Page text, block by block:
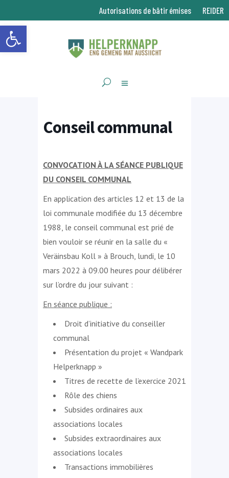
Ouvrir la barre d’outils
Autorisations de bâtir émises REIDER
Conseil communal
CONVOCATION À LA SÉANCE PUBLIQUE
DU CONSEIL COMMUNAL
En application des articles 12 et 13 de la
loi communale modifiée du 13 décembre
1988, le conseil communal est prié de
bien vouloir se réunir en la salle du «
Veräinsbau Koll » à Brouch, lundi, le 10
mars 2022 à 09.00 heures pour délibérer
sur l’ordre du jour suivant :
En séance publique :
Droit d’initiative du conseiller
communal
Présentation du projet « Wandpark
Helperknapp »
Titres de recette de l’exercice 2021
Rôle des chiens
Subsides ordinaires aux
associations locales
Subsides extraordinaires aux
associations locales
Transactions immobilières